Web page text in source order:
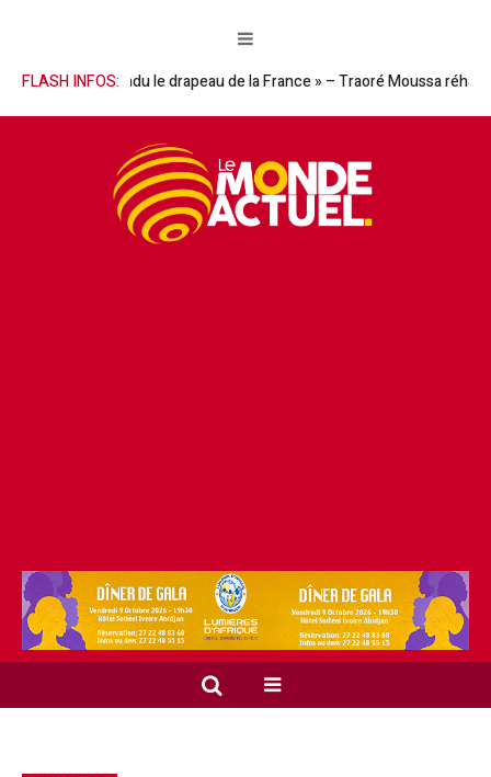
FLASH INFOS:
le drapeau de la France » – Traoré Moussa réhabilite le